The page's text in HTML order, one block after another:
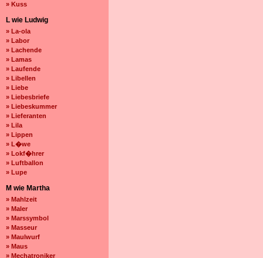
» Kuss
L wie Ludwig
» La-ola
» Labor
» Lachende
» Lamas
» Laufende
» Libellen
» Liebe
» Liebesbriefe
» Liebeskummer
» Lieferanten
» Lila
» Lippen
» L�we
» Lokf�hrer
» Luftballon
» Lupe
M wie Martha
» Mahlzeit
» Maler
» Marssymbol
» Masseur
» Maulwurf
» Maus
» Mechatroniker